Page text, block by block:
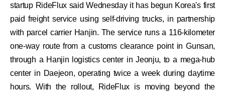
startup RideFlux said Wednesday it has begun Korea's first
paid freight service using self-driving trucks, in partnership
with parcel carrier Hanjin. The service runs a 116-kilometer
one-way route from a customs clearance point in Gunsan,
through a Hanjin logistics center in Jeonju, to a mega-hub
center in Daejeon, operating twice a week during daytime
hours. With the rollout, RideFlux is moving beyond the